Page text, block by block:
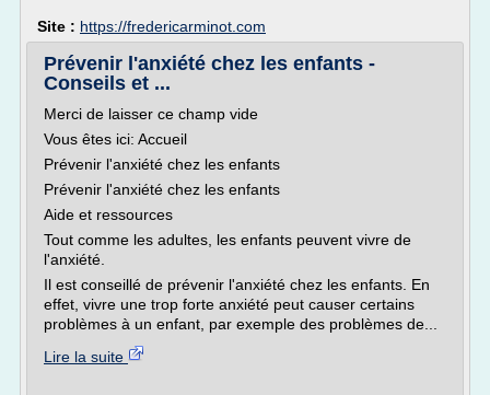
Site : https://fredericarminot.com
Prévenir l'anxiété chez les enfants -
Conseils et ...
Merci de laisser ce champ vide
Vous êtes ici: Accueil
Prévenir l'anxiété chez les enfants
Prévenir l'anxiété chez les enfants
Aide et ressources
Tout comme les adultes, les enfants peuvent vivre de
l'anxiété.
Il est conseillé de prévenir l'anxiété chez les enfants. En
effet, vivre une trop forte anxiété peut causer certains
problèmes à un enfant, par exemple des problèmes de...
Lire la suite